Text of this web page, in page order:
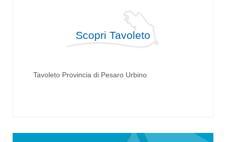
Scopri Tavoleto
Tavoleto Provincia di Pesaro Urbino